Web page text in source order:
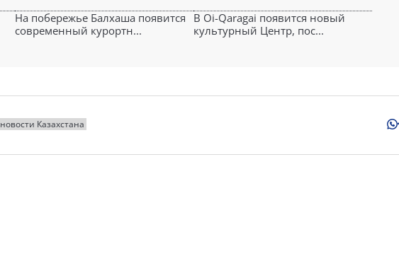
На побережье Балхаша появится
современный курортн...
В Oi-Qaragai появится новый
культурный Центр, пос...
новости Казахстана